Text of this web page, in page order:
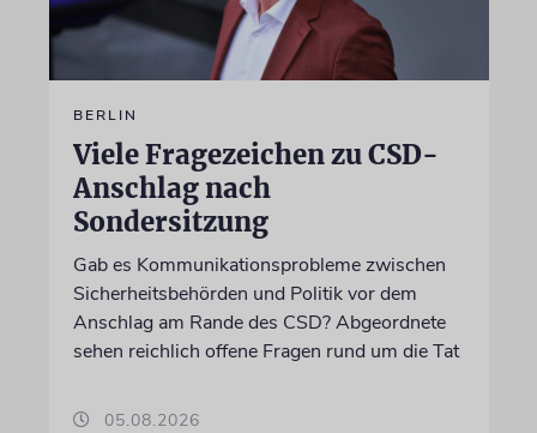
BERLIN
Viele Fragezeichen zu CSD-
Anschlag nach
Sondersitzung
Gab es Kommunikationsprobleme zwischen
Sicherheitsbehörden und Politik vor dem
Anschlag am Rande des CSD? Abgeordnete
sehen reichlich offene Fragen rund um die Tat
05.08.2026